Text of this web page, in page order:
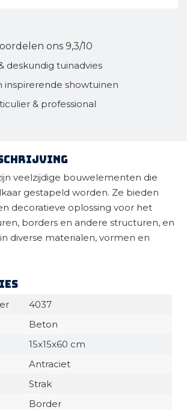
ons 9,3/10
deskundig tuinadvies
inspirerende showtuinen
& professional
veelzijdige bouwelementen die
gestapeld worden. Ze bieden
decoratieve oplossing voor het
borders en andere structuren, en
diverse materialen, vormen en
4037
Beton
15x15x60 cm
Antraciet
Strak
Border